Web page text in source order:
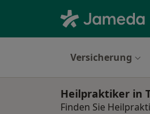
Versicherung
Heilpraktiker in
Finden Sie